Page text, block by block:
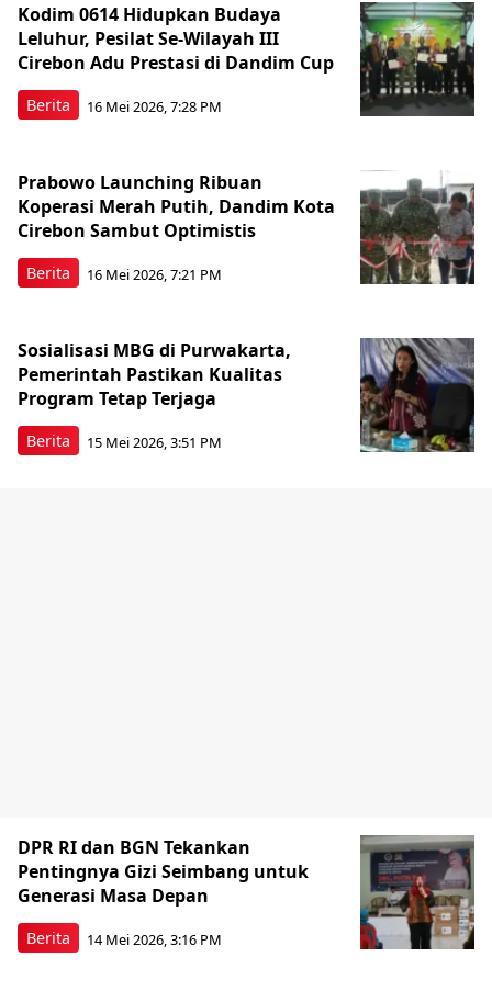
Berita
Kodim 0614 Hidupkan Budaya
Leluhur, Pesilat Se-Wilayah III
Cirebon Adu Prestasi di Dandim Cup
16 Mei 2026, 7:28 PM
Berita
Prabowo Launching Ribuan
Koperasi Merah Putih, Dandim Kota
Cirebon Sambut Optimistis
16 Mei 2026, 7:21 PM
Berita
Sosialisasi MBG di Purwakarta,
Pemerintah Pastikan Kualitas
Program Tetap Terjaga
15 Mei 2026, 3:51 PM
Berita
DPR RI dan BGN Tekankan
Pentingnya Gizi Seimbang untuk
Generasi Masa Depan
14 Mei 2026, 3:16 PM